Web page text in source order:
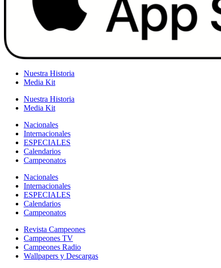
Nuestra Historia
Media Kit
Nuestra Historia
Media Kit
Nacionales
Internacionales
ESPECIALES
Calendarios
Campeonatos
Nacionales
Internacionales
ESPECIALES
Calendarios
Campeonatos
Revista Campeones
Campeones TV
Campeones Radio
Wallpapers y Descargas